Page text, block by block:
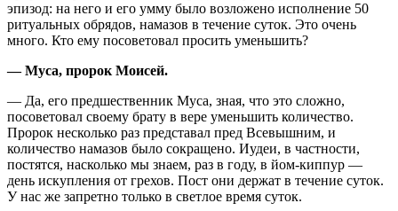
эпизод: на него и его умму было возложено исполнение 50
ритуальных обрядов, намазов в течение суток. Это очень
много. Кто ему посоветовал просить уменьшить?
— Муса, пророк Моисей.
— Да, его предшественник Муса, зная, что это сложно,
посоветовал своему брату в вере уменьшить количество.
Пророк несколько раз представал пред Всевышним, и
количество намазов было сокращено. Иудеи, в частности,
постятся, насколько мы знаем, раз в году, в йом-киппур —
день искупления от грехов. Пост они держат в течение суток.
У нас же запретно только в светлое время суток.